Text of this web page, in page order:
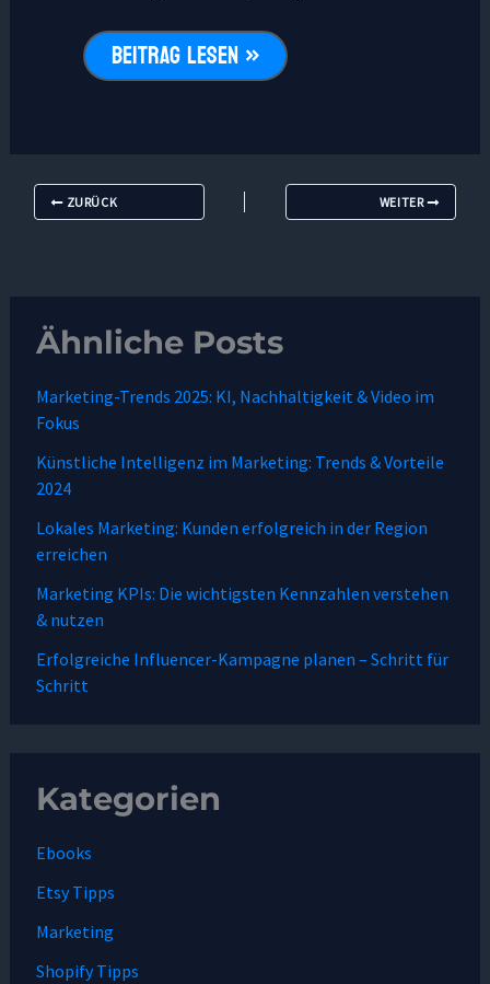
BEITRAG LESEN »
ZURÜCK WEITER
Ähnliche Posts
Marketing-Trends 2025: KI, Nachhaltigkeit & Video im
Fokus
Künstliche Intelligenz im Marketing: Trends & Vorteile
2024
Lokales Marketing: Kunden erfolgreich in der Region
erreichen
Marketing KPIs: Die wichtigsten Kennzahlen verstehen
& nutzen
Erfolgreiche Influencer-Kampagne planen – Schritt für
Schritt
Kategorien
Ebooks
Etsy Tipps
Marketing
Shopify Tipps